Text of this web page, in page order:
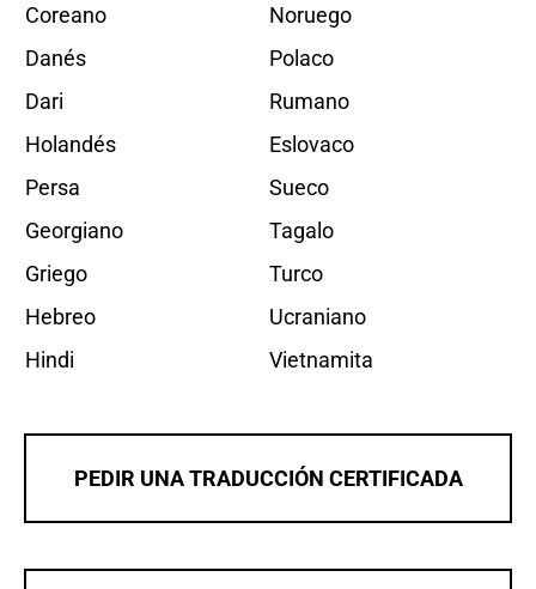
Coreano
Danés
Dari
Holandés
Persa
Georgiano
Griego
Hebreo
Hindi
Noruego
Polaco
Rumano
Eslovaco
Sueco
Tagalo
Turco
Ucraniano
Vietnamita
PEDIR UNA TRADUCCIÓN CERTIFICADA